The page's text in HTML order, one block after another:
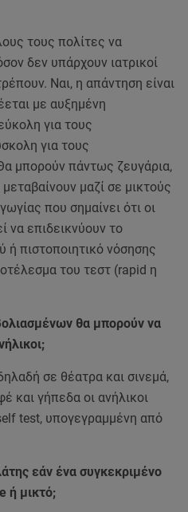
τους πολίτες να
δεν υπάρχουν ιατρικοί
Ναι, η απάντηση είναι
με αυξημένη
για τους
για τους
μπορούν πάντως ζευγάρια,
μαζί σε μικτούς
που σημαίνει ότι οι
να επιδεικνύουν το
ή πιστοποιητικό νόσησης
του τεστ (rapid η
θα μπορούν να
σε θέατρα και σινεμά,
και γήπεδα οι ανήλικοι
test, υπογεγραμμένη από
εάν ένα συγκεκριμένο
ή μικτό;